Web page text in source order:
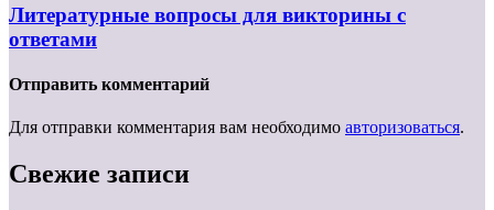
Литературные вопросы для викторины с
ответами
Отправить комментарий
Для отправки комментария вам необходимо авторизоваться.
Свежие записи